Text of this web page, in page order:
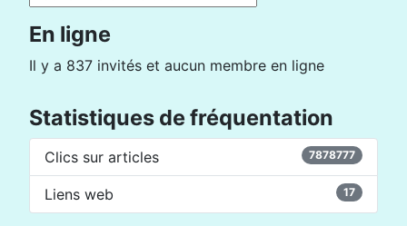
En ligne
Il y a 837 invités et aucun membre en ligne
Statistiques de fréquentation
Clics sur articles 7878777
Liens web 17